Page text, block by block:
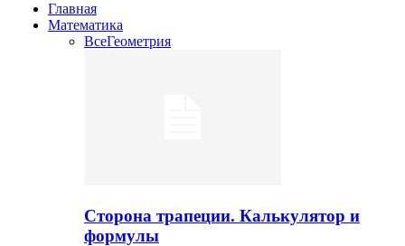
Главная
Математика
ВсеГеометрия
Сторона трапеции. Калькулятор и
формулы